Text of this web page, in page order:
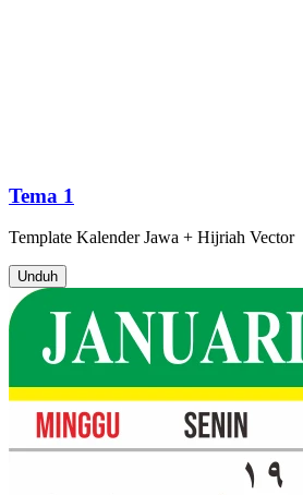
Tema 1
Template Kalender Jawa + Hijriah Vector
Unduh